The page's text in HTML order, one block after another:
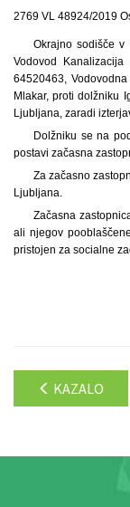
2769 VL 48924/2019
Okrajno sodišče
Vodovod
64520463,
Mlakar, proti dolžniku
Ljubljana, zaradi
Dolžniku se na
postavi začasna
Za začasno
Ljubljana.
Začasna
ali njegov
pristojen za socialne
KAZALO